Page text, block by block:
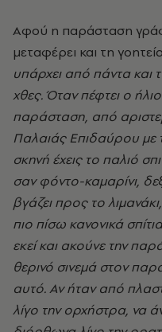
Αφού η παράσταση
μεταφέρει και τη
υπάρχει από πάντα και
χθες. Όταν πέφτει ο
παράσταση, από
Παλαιάς Επιδαύρου
σκηνή έχεις το παλιό
σαν φόντο-καμαρίνι,
βγάζει προς το
πιο πίσω κανονικά
εκεί και ακούνε την
θερινό σινεμά στον
αυτό. Αν ήταν από
λίγο την ορχήστρα, να